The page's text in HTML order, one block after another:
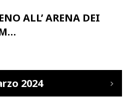
ALL’ ARENA DEI
2024